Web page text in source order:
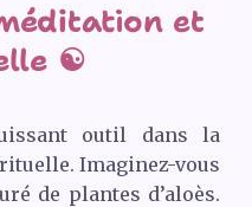
et
☯️
outil dans la
Imaginez-vous
de plantes d’aloès.